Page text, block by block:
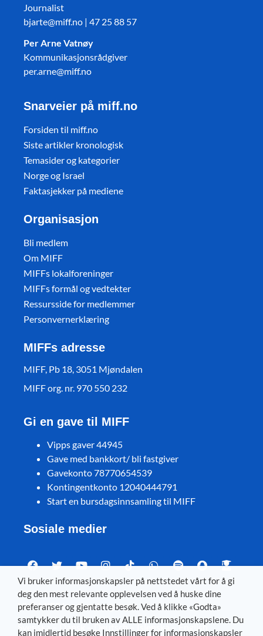
Journalist
bjarte@miff.no | 47 25 88 57
Per Arne Vatnøy
Kommunikasjonsrådgiver
per.arne@miff.no
Snarveier på miff.no
Forsiden til miff.no
Siste artikler kronologisk
Temasider og kategorier
Norge og Israel
Faktasjekker på mediene
Organisasjon
Bli medlem
Om MIFF
MIFFs lokalforeninger
MIFFs formål og vedtekter
Ressursside for medlemmer
Personvernerklæring
MIFFs adresse
MIFF, Pb 18, 3051 Mjøndalen
MIFF org. nr. 970 550 232
Gi en gave til MIFF
Vipps gaver 44945
Gave med bankkort/ bli fastgiver
Gavekonto 78770654539
Kontingentkonto 12040444791
Start en bursdagsinnsamling til MIFF
Sosiale medier
Visit MIFF in other languages
Svenska– Dansk–Deutsch–Íslenska–English
Vi bruker informasjonskapsler på nettstedet vårt for å gi
deg den mest relevante opplevelsen ved å huske dine
preferanser og gjentatte besøk. Ved å klikke «Godta»
samtykker du til bruken av ALLE informasjonskapslene. Du
kan imidlertid besøke Innstillinger for informasjonskapsler